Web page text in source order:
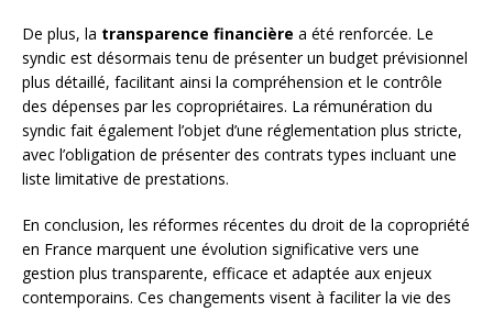
De plus, la transparence financière a été renforcée. Le
syndic est désormais tenu de présenter un budget prévisionnel
plus détaillé, facilitant ainsi la compréhension et le contrôle
des dépenses par les copropriétaires. La rémunération du
syndic fait également l’objet d’une réglementation plus stricte,
avec l’obligation de présenter des contrats types incluant une
liste limitative de prestations.
En conclusion, les réformes récentes du droit de la copropriété
en France marquent une évolution significative vers une
gestion plus transparente, efficace et adaptée aux enjeux
contemporains. Ces changements visent à faciliter la vie des